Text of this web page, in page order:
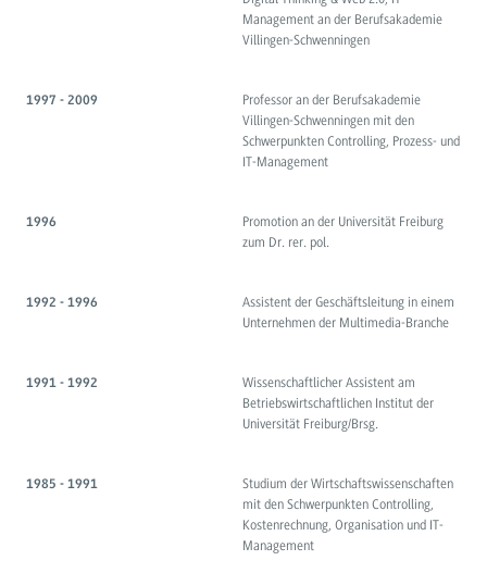
Management an der Berufsakademie
Villingen-Schwenningen
1997 - 2009
Professor an der Berufsakademie
Villingen-Schwenningen mit den
Schwerpunkten Controlling, Prozess- und
IT-Management
1996
Promotion an der Universität Freiburg
zum Dr. rer. pol.
1992 - 1996
Assistent der Geschäftsleitung in einem
Unternehmen der Multimedia-Branche
1991 - 1992
Wissenschaftlicher Assistent am
Betriebswirtschaftlichen Institut der
Universität Freiburg/Brsg.
1985 - 1991
Studium der Wirtschaftswissenschaften
mit den Schwerpunkten Controlling,
Kostenrechnung, Organisation und IT-
Management